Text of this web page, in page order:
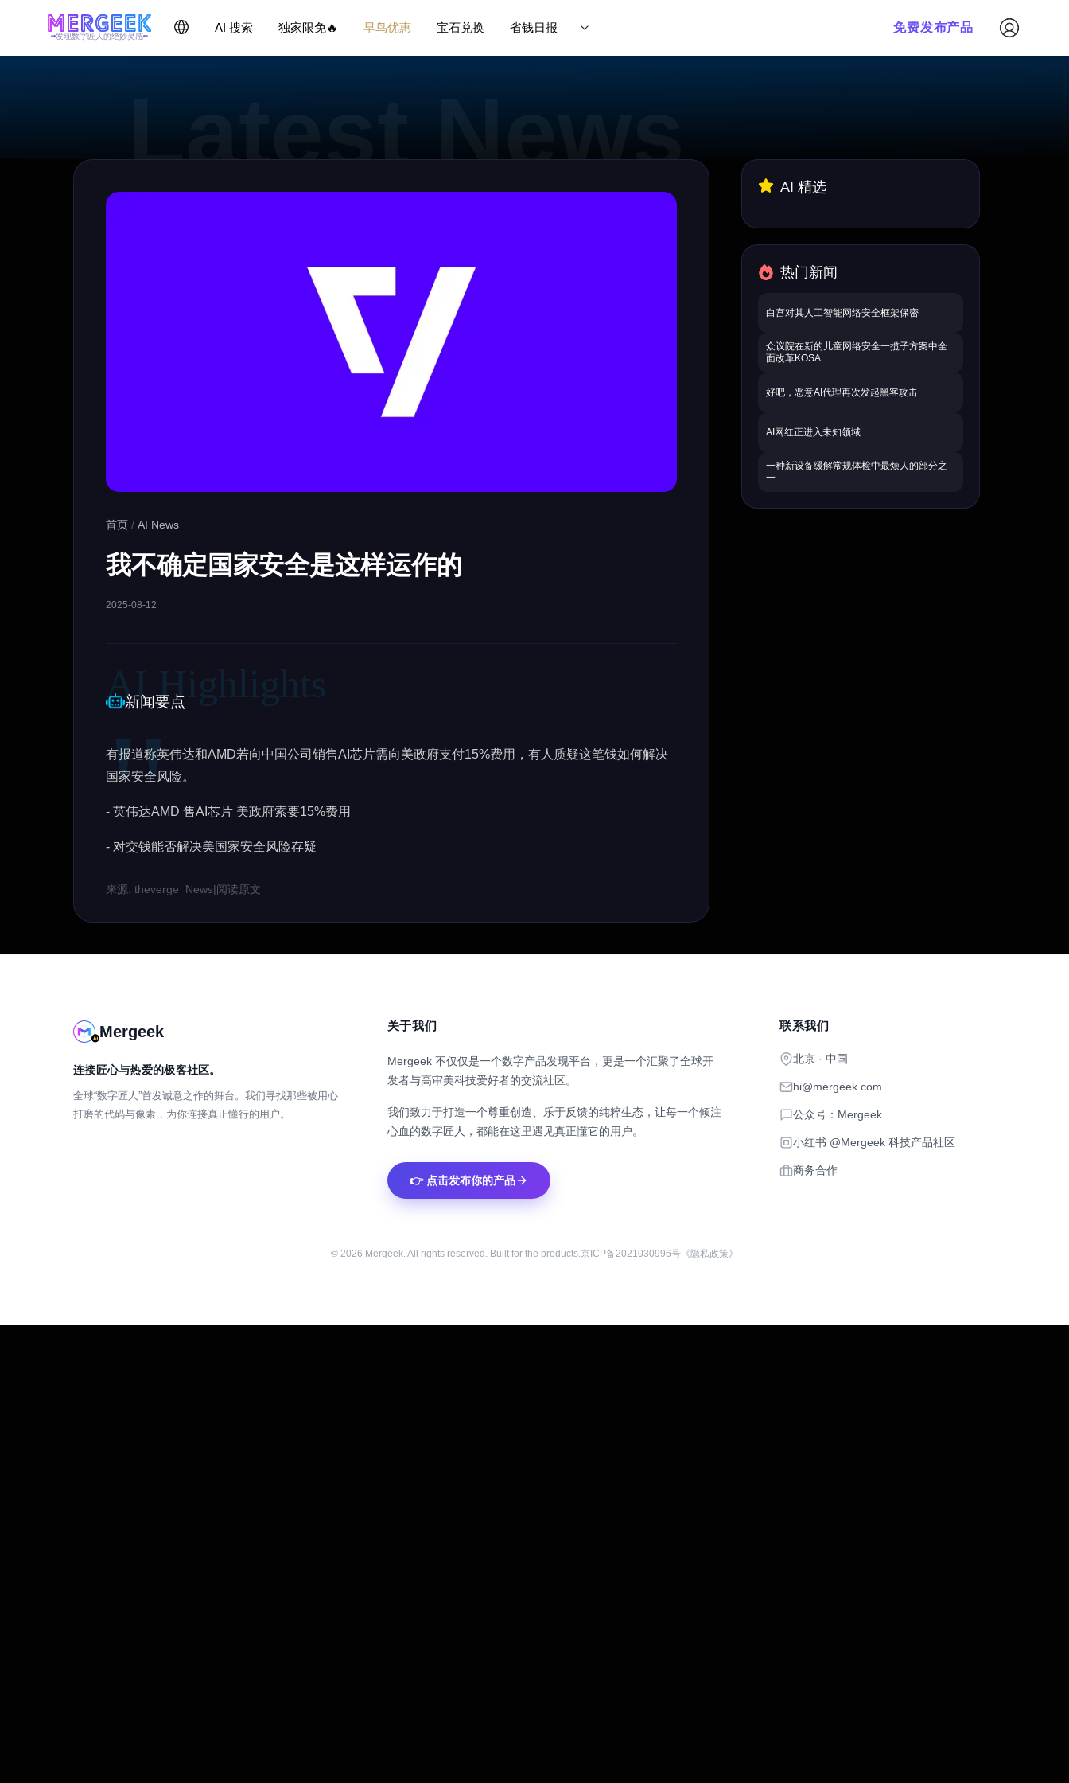
发现数字匠人的绝妙灵感
AI 搜索 独家限免🔥 早鸟优惠 宝石兑换 省钱日报 免费发布产品
首页 / AI News
我不确定国家安全是这样运作的
2025-08-12
新闻要点
有报道称英伟达和AMD若向中国公司销售AI芯片需向美政府支付15%费用，有人质疑这笔钱如何解决
国家安全风险。
- 英伟达AMD 售AI芯片 美政府索要15%费用
- 对交钱能否解决美国家安全风险存疑
来源: theverge_News|阅读原文
AI 精选
热门新闻
白宫对其人工智能网络安全框架保密
众议院在新的儿童网络安全一揽子方案中全
面改革KOSA
好吧，恶意AI代理再次发起黑客攻击
AI网红正进入未知领域
一种新设备缓解常规体检中最烦人的部分之
一
Mergeek
连接匠心与热爱的极客社区。
全球“数字匠人”首发诚意之作的舞台。我们寻找那些被用心
打磨的代码与像素，为你连接真正懂行的用户。
关于我们
Mergeek 不仅仅是一个数字产品发现平台，更是一个汇聚了全球开
发者与高审美科技爱好者的交流社区。
我们致力于打造一个尊重创造、乐于反馈的纯粹生态，让每一个倾注
心血的数字匠人，都能在这里遇见真正懂它的用户。
👉 点击发布你的产品
联系我们
北京 · 中国
hi@mergeek.com
公众号：Mergeek
小红书 @Mergeek 科技产品社区
商务合作
© 2026 Mergeek. All rights reserved. Built for the products.京ICP备2021030996号 《隐私政策》